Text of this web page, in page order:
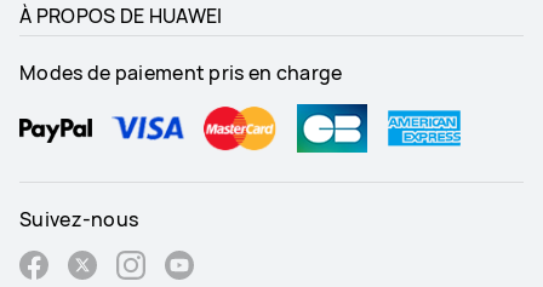
À PROPOS DE HUAWEI
Modes de paiement pris en charge
Suivez-nous